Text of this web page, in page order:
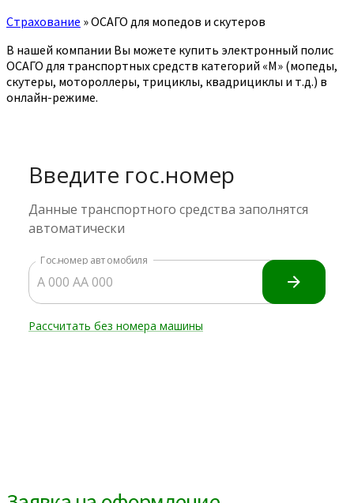
Страхование »ОСАГО для мопедов и скутеров
В нашей компании Вы можете купить электронный полис
ОСАГО для транспортных средств категорий «M» (мопеды,
скутеры, мотороллеры, трициклы, квадрициклы и т.д.) в
онлайн-режиме.